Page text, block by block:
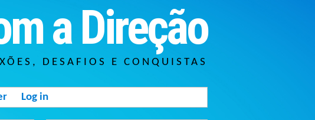
a Direção
DESAFIOS E CONQUISTAS
Log in